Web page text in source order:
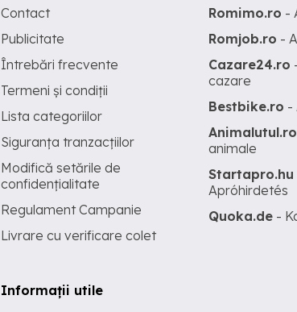
Contact
Publicitate
Întrebări frecvente
Termeni și condiții
Lista categoriilor
Siguranța tranzacțiilor
Modifică setările de
confidențialitate
Regulament Campanie
Livrare cu verificare colet
Informații utile
Romimo.ro -
Romjob.ro -
Cazare24.ro
cazare
Bestbike.ro -
Animalutul.ro
animale
Startapro.hu
Apróhirdetés
Quoka.de -